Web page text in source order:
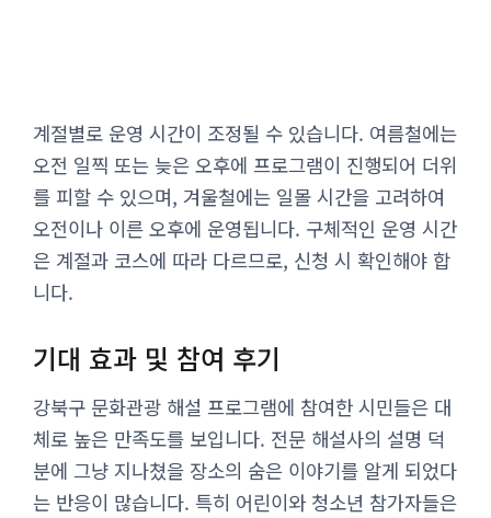
계절별로 운영 시간이 조정될 수 있습니다. 여름철에는
오전 일찍 또는 늦은 오후에 프로그램이 진행되어 더위
를 피할 수 있으며, 겨울철에는 일몰 시간을 고려하여
오전이나 이른 오후에 운영됩니다. 구체적인 운영 시간
은 계절과 코스에 따라 다르므로, 신청 시 확인해야 합
니다.
기대 효과 및 참여 후기
강북구 문화관광 해설 프로그램에 참여한 시민들은 대
체로 높은 만족도를 보입니다. 전문 해설사의 설명 덕
분에 그냥 지나쳤을 장소의 숨은 이야기를 알게 되었다
는 반응이 많습니다. 특히 어린이와 청소년 참가자들은